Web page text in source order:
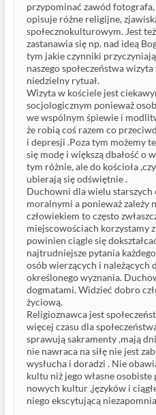
przypominać zawód
opisuje różne religijne,
społecznokulturowym. Jest
zastanawia się np. nad ideą
tym jakie czynniki
naszego społeczeństwa
niedzielny rytuał.
Wizyta w kościele jest
socjologicznym ponieważ
we wspólnym śpiewie i
że robią coś razem co
i depresji .Poza tym możemy
się modę i większą dbałość o
tym różnie, ale do kościoła
ubierają się odświętnie .
Duchowni dla wielu starszych
moralnymi a ponieważ zależy
człowiekiem to często
miejscowościach korzystamy
powinien ciągle się
najtrudniejsze pytania
osób wierzących i należących
określonego wyznania.
dogmatami. Widzieć dobro
życiową.
Religioznawca jest
więcej czasu dla
sprawują sakramenty ,mają
nie nawraca na siłę nie jest
wysłucha i doradzi . Nie
kultu niż jego własne
nowych kultur ,języków i
niego ekscytującą